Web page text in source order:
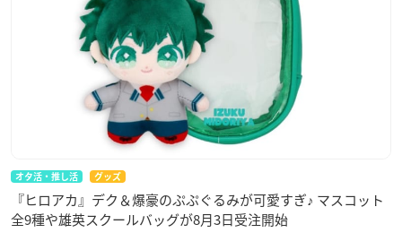
オタ活・推し活 グッズ
『ヒロアカ』デク＆爆豪のぷぷぐるみが可愛すぎ♪ マスコット
全9種や雄英スクールバッグが8月3日受注開始